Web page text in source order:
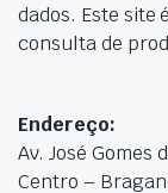
dados. Este site
consulta de
Endereço:
Av. José Gomes
Centro –